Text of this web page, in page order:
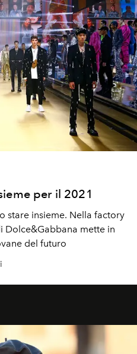
per il 2021
stare insieme. Nella factory
Dolce&Gabbana mette in
del futuro